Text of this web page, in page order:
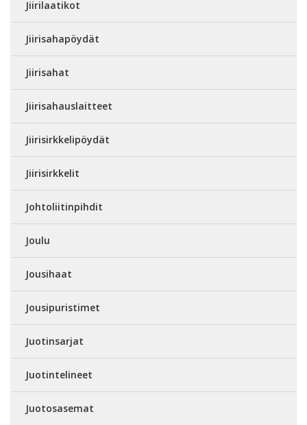
Jiirilaatikot
Jiirisahapöydät
Jiirisahat
Jiirisahauslaitteet
Jiirisirkkelipöydät
Jiirisirkkelit
Johtoliitinpihdit
Joulu
Jousihaat
Jousipuristimet
Juotinsarjat
Juotintelineet
Juotosasemat